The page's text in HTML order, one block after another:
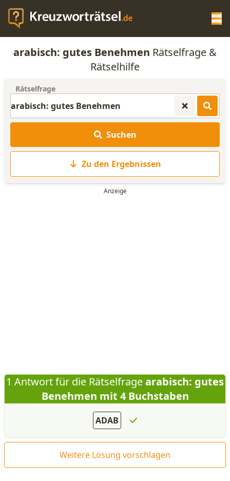
KREUZWORTRÄTSEL-HILFE
ANAGRAMM-GENERATOR
WORTLISTE
arabisch: gutes Benehmen Rätselfrage &
Rätselhilfe
Rätselfrage
Suchen
Zu den Ergebnissen
1 Antwort für die Rätselfragearabisch: gutes
Benehmen mit 4 Buchstaben
ADAB
Weitere Lösung vorschlagen